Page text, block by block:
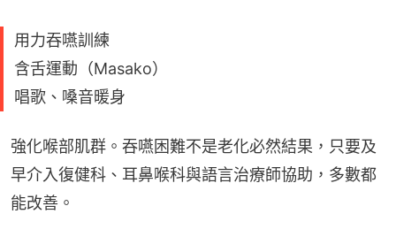
用力吞嚥訓練
含舌運動（Masako）
唱歌、嗓音暖身
強化喉部肌群。吞嚥困難不是老化必然結果，只要及
早介入復健科、耳鼻喉科與語言治療師協助，多數都
能改善。